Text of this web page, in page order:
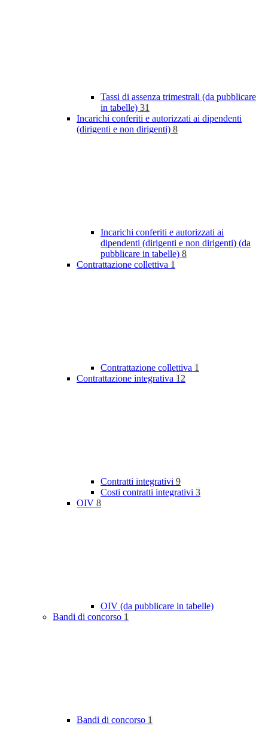
Tassi di assenza trimestrali (da pubblicare
in tabelle) 31
Incarichi conferiti e autorizzati ai dipendenti
(dirigenti e non dirigenti) 8
Incarichi conferiti e autorizzati ai
dipendenti (dirigenti e non dirigenti) (da
pubblicare in tabelle) 8
Contrattazione collettiva 1
Contrattazione collettiva 1
Contrattazione integrativa 12
Contratti integrativi 9
Costi contratti integrativi 3
OIV 8
OIV (da pubblicare in tabelle)
Bandi di concorso 1
Bandi di concorso 1